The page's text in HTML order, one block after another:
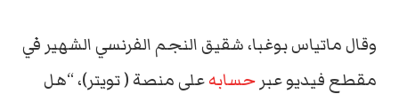
وقال ماتياس بوغبا، شقيق النجم الفرنسي الشهير في
مقطع فيديو عبر حسابهعلى منصة ( تويتر)، “هل